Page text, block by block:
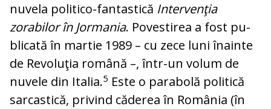
nuvela politico-fantastică Intervenţia
zorabilor în Jormania. Povestirea a fost pu­
blicată în martie 1989 – cu zece luni îna­inte
de Revoluţia română –, într-un vo­lum de
nuvele din Italia.5 Este o parabolă politică
sarcastică, privind căderea în Ro­mânia (în